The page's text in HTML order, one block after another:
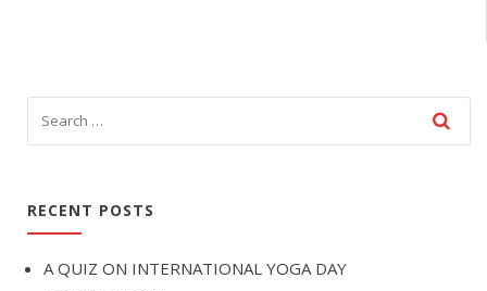
RECENT POSTS
A QUIZ ON INTERNATIONAL YOGA DAY